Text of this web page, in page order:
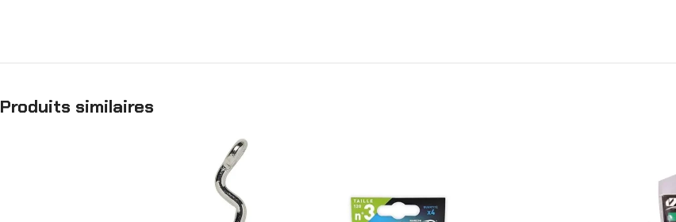
Produits similaires